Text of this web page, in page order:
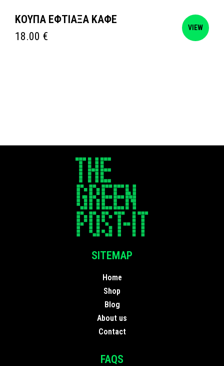
ΚΟΥΠΑ ΕΦΤΙΑΞΑ ΚΑΦΕ
18.00 €
VIEW
SITEMAP
Home
Shop
Blog
About us
Contact
FAQS